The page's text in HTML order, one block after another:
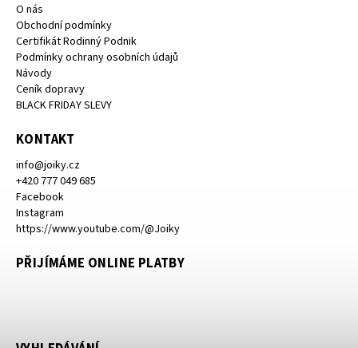
O nás
Obchodní podmínky
Certifikát Rodinný Podnik
Podmínky ochrany osobních údajů
Návody
Ceník dopravy
BLACK FRIDAY SLEVY
KONTAKT
info@joiky.cz
+420 777 049 685
Facebook
Instagram
https://www.youtube.com/@Joiky
PŘIJÍMÁME ONLINE PLATBY